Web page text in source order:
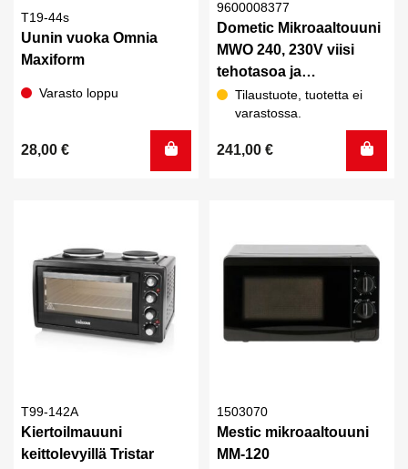
T19-44s
Uunin vuoka Omnia
Maxiform
Varasto loppu
28,00 €
9600008377
Dometic Mikroaaltouuni
MWO 240, 230V viisi
tehotasoa ja
sulatustoiminto
Tilaustuote, tuotetta ei
varastossa.
241,00 €
T99-142A
Kiertoilmauuni
keittolevyillä Tristar
1503070
Mestic mikroaaltouuni
MM-120